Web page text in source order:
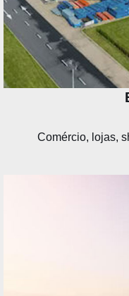
Comércio, lojas,